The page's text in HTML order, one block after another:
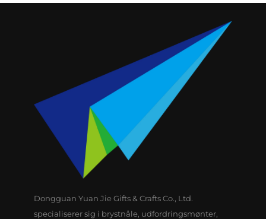
Dongguan Yuan Jie Gifts & Crafts Co., Ltd.
specialiserer sig i brystnåle, udfordringsmønter,